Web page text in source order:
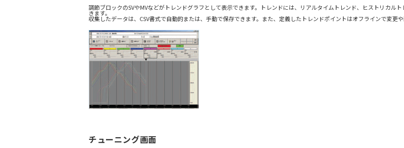
調節ブロックのSVやMVなどがトレンドグラフとして表示できます。トレンドには、リアルタイムトレンド、ヒストリカル
きます。
収集したデータは、CSV書式で自動的または、手動で保存できます。また、定義したトレンドポイントはオフラインで変更や
チューニング画面